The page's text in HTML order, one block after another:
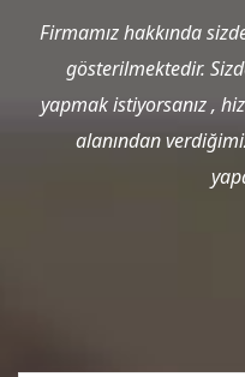
Firmamız hakkında
gösterilmektedir.
yapmak istiyorsanız ,
alanından